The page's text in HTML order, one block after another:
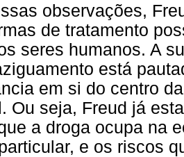
observações,
de tratamento
seres humanos. A
está
em si do centro
Ou seja, Freud já
a droga ocupa na
e os riscos